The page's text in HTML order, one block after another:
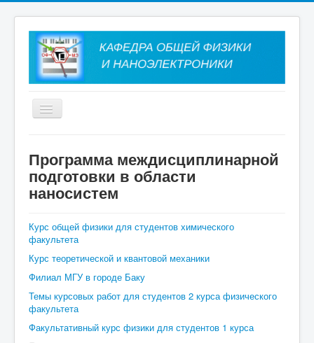
О кафедре
Сотрудники
Учебная работа
Научная работа
Программа междисциплинарной
подготовки в области
наносистем
Курс общей физики для студентов химического
факультета
Курс теоретической и квантовой механики
Филиал МГУ в городе Баку
Темы курсовых работ для студентов 2 курса физического
факультета
Факультативный курс физики для студентов 1 курса